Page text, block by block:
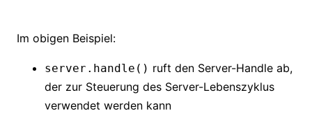
Im obigen Beispiel:
server.handle() ruft den Server-Handle ab,
der zur Steuerung des Server-Lebenszyklus
verwendet werden kann